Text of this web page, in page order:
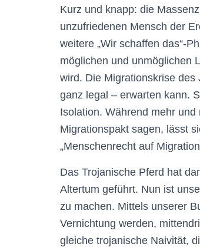
Kurz und knapp: die
unzufriedenen Mensch der
weitere „Wir schaffen das“-
möglichen und unmöglichen
wird. Die Migrationskrise
ganz legal – erwarten kann.
Isolation. Während mehr
Migrationspakt sagen, lässt
„Menschenrecht auf
Das Trojanische Pferd hat
Altertum geführt. Nun ist
zu machen. Mittels unserer
Vernichtung werden,
gleiche trojanische Naivität,